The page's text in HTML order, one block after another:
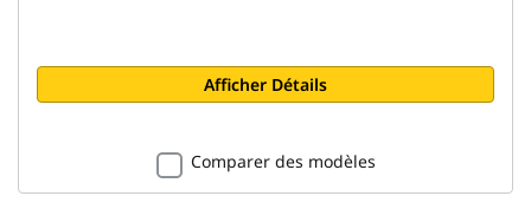
Afficher Détails
Comparer des modèles